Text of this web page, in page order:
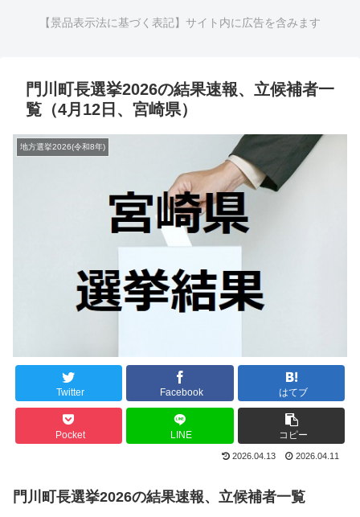
【景品表示法に基づく表記】サイト内に広告を含みます
門川町長選挙2026の結果速報、立候補者一
覧（4月12日、宮崎県）
地方選挙2026(令和8年)
Twitter Facebook はてブ
Pocket LINE コピー
2026.04.13 2026.04.11
門川町長選挙2026の結果速報、立候補者一覧